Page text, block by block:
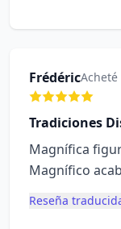
Frédéric
Tradiciones
Magnífica
Magnífico
Reseña